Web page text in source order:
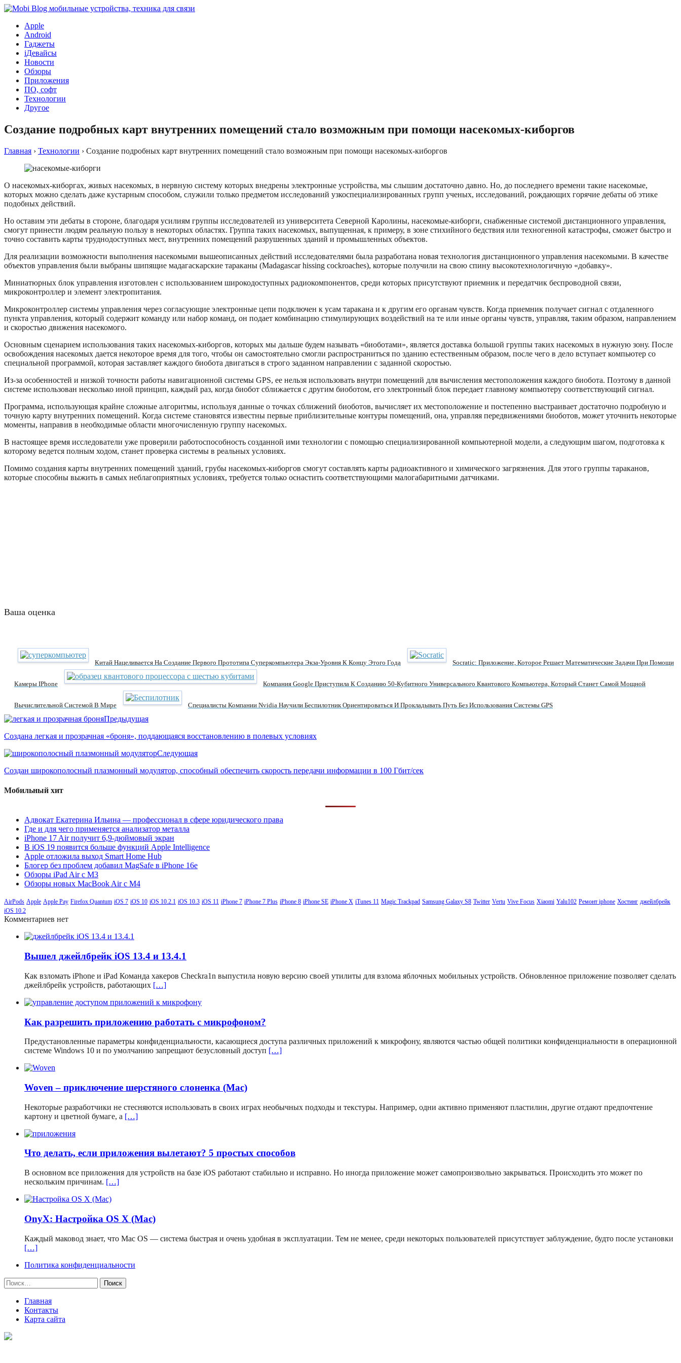
Apple
Android
Гаджеты
iДевайсы
Новости
Обзоры
Приложения
ПО, софт
Технологии
Другое
Создание подробных карт внутренних помещений стало возможным при помощи насекомых-киборгов
Главная › Технологии › Создание подробных карт внутренних помещений стало возможным при помощи насекомых-киборгов
О насекомых-киборгах, живых насекомых, в нервную систему которых внедрены электронные устройства, мы слышим достаточно давно. Но, до последнего времени такие насекомые,
которых можно сделать даже кустарным способом, служили только предметом исследований узкоспециализированных групп ученых, исследований, рождающих горячие дебаты об этике
подобных действий.
Но оставим эти дебаты в стороне, благодаря усилиям группы исследователей из университета Северной Каролины, насекомые-киборги, снабженные системой дистанционного управления,
смогут принести людям реальную пользу в некоторых областях. Группа таких насекомых, выпущенная, к примеру, в зоне стихийного бедствия или техногенной катастрофы, сможет быстро и
точно составить карты труднодоступных мест, внутренних помещений разрушенных зданий и промышленных объектов.
Для реализации возможности выполнения насекомыми вышеописанных действий исследователями была разработана новая технология дистанционного управления насекомыми. В качестве
объектов управления были выбраны шипящие мадагаскарские тараканы (Madagascar hissing cockroaches), которые получили на свою спину высокотехнологичную «добавку».
Миниатюрных блок управления изготовлен с использованием широкодоступных радиокомпонентов, среди которых присутствуют приемник и передатчик беспроводной связи,
микроконтроллер и элемент электропитания.
Микроконтроллер системы управления через согласующие электронные цепи подключен к усам таракана и к другим его органам чувств. Когда приемник получает сигнал с отдаленного
пункта управления, который содержит команду или набор команд, он подает комбинацию стимулирующих воздействий на те или иные органы чувств, управляя, таким образом, направлением
и скоростью движения насекомого.
Основным сценарием использования таких насекомых-киборгов, которых мы дальше будем называть «биоботами», является доставка большой группы таких насекомых в нужную зону. После
освобождения насекомых дается некоторое время для того, чтобы он самостоятельно смогли распространиться по зданию естественным образом, после чего в дело вступает компьютер со
специальной программой, которая заставляет каждого биобота двигаться в строго заданном направлении с заданной скоростью.
Из-за особенностей и низкой точности работы навигационной системы GPS, ее нельзя использовать внутри помещений для вычисления местоположения каждого биобота. Поэтому в данной
системе использован несколько иной принцип, каждый раз, когда биобот сближается с другим биоботом, его электронный блок передает главному компьютеру соответствующий сигнал.
Программа, использующая крайне сложные алгоритмы, используя данные о точках сближений биоботов, вычисляет их местоположение и постепенно выстраивает достаточно подробную и
точную карту внутренних помещений. Когда системе становятся известны первые приблизительные контуры помещений, она, управляя передвижениями биоботов, может уточнить некоторые
моменты, направив в необходимые области многочисленную группу насекомых.
В настоящее время исследователи уже проверили работоспособность созданной ими технологии с помощью специализированной компьютерной модели, а следующим шагом, подготовка к
которому ведется полным ходом, станет проверка системы в реальных условиях.
Помимо создания карты внутренних помещений зданий, грубы насекомых-киборгов смогут составлять карты радиоактивного и химического загрязнения. Для этого группы тараканов,
которые способны выжить в самых неблагоприятных условиях, требуется только оснастить соответствующими малогабаритными датчиками.
Ваша оценка
Китай Нацеливается На Создание Первого Прототипа Суперкомпьютера Экза-Уровня К Концу Этого Года Socratic: Приложение, Которое Решает Математические Задачи При Помощи
Камеры IPhone Компания Google Приступила К Созданию 50-Кубитного Универсального Квантового Компьютера, Который Станет Самой Мощной
Вычислительной Системой В Мире Специалисты Компании Nvidia Научили Беспилотник Ориентироваться И Прокладывать Путь Без Использования Системы GPS
Предыдущая
Создана легкая и прозрачная «броня», поддающаяся восстановлению в полевых условиях
Следующая
Создан широкополосный плазмонный модулятор, способный обеспечить скорость передачи информации в 100 Гбит/сек
Мобильный хит
Адвокат Екатерина Ильина — профессионал в сфере юридического права
Где и для чего применяется анализатор металла
iPhone 17 Air получит 6,9-дюймовый экран
В iOS 19 появится больше функций Apple Intelligence
Apple отложила выход Smart Home Hub
Блогер без проблем добавил MagSafe в iPhone 16e
Обзоры iPad Air с M3
Обзоры новых MacBook Air с M4
AirPods Apple Apple Pay Firefox Quantum iOS 7 iOS 10 iOS 10.2.1 iOS 10.3 iOS 11 iPhone 7 iPhone 7 Plus iPhone 8 iPhone SE iPhone X iTunes 11 Magic Trackpad Samsung Galaxy S8 Twitter Vertu Vive Focus Xiaomi Yalu102 Ремонт iphone Хостинг джейлбрейк
iOS 10.2
Комментариев нет
Вышел джейлбрейк iOS 13.4 и 13.4.1
Как взломать iPhone и iPad Команда хакеров Checkra1n выпустила новую версию своей утилиты для взлома яблочных мобильных устройств. Обновленное приложение позволяет сделать
джейлбрейк устройств, работающих […]
Как разрешить приложению работать с микрофоном?
Предустановленные параметры конфиденциальности, касающиеся доступа различных приложений к микрофону, являются частью общей политики конфиденциальности в операционной
системе Windows 10 и по умолчанию запрещают безусловный доступ […]
Woven – приключение шерстяного слоненка (Mac)
Некоторые разработчики не стесняются использовать в своих играх необычных подходы и текстуры. Например, одни активно применяют пластилин, другие отдают предпочтение
картону и цветной бумаге, а […]
Что делать, если приложения вылетают? 5 простых способов
В основном все приложения для устройств на базе iOS работают стабильно и исправно. Но иногда приложение может самопроизвольно закрываться. Происходить это может по
нескольким причинам. […]
OnyX: Настройка OS X (Mac)
Каждый маковод знает, что Mac OS — система быстрая и очень удобная в эксплуатации. Тем не менее, среди некоторых пользователей присутствует заблуждение, будто после установки
[…]
Политика конфиденциальности
Найти:
Главная
Контакты
Карта сайта